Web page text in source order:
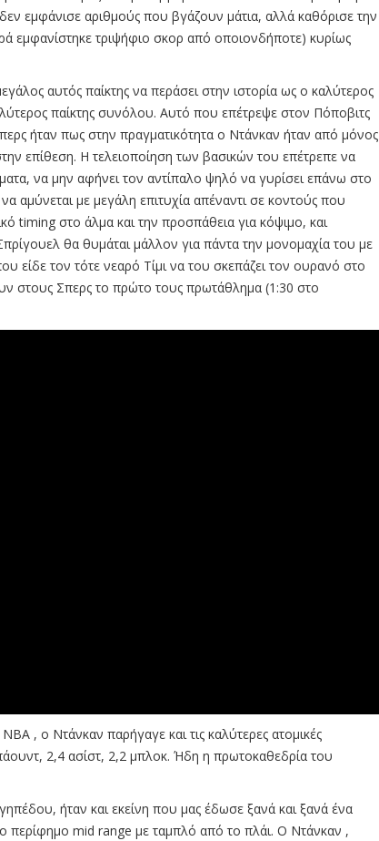
εμφάνισε αριθμούς που βγάζουν μάτια, αλλά καθόρισε την
εμφανίστηκε τριψήφιο σκορ από οποιονδήποτε) κυρίως
αυτός παίκτης να περάσει στην ιστορία ως ο καλύτερος
παίκτης συνόλου. Αυτό που επέτρεψε στον Πόποβιτς
ήταν πως στην πραγματικότητα ο Ντάνκαν ήταν από μόνος
επίθεση. Η τελειοποίηση των βασικών του επέτρεπε να
να μην αφήνει τον αντίπαλο ψηλό να γυρίσει επάνω στο
αμύνεται με μεγάλη επιτυχία απέναντι σε κοντούς που
timing στο άλμα και την προσπάθεια για κόψιμο, και
θα θυμάται μάλλον για πάντα την μονομαχία του με
είδε τον τότε νεαρό Τίμι να του σκεπάζει τον ουρανό στο
στους Σπερς το πρώτο τους πρωτάθλημα (1:30 στο
, ο Ντάνκαν παρήγαγε και τις καλύτερες ατομικές
2,4 ασίστ, 2,2 μπλοκ. Ήδη η πρωτοκαθεδρία του
ήταν και εκείνη που μας έδωσε ξανά και ξανά ένα
περίφημο mid range με ταμπλό από το πλάι. Ο Ντάνκαν ,